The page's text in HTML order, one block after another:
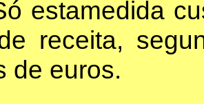
estamedida
receita,
de euros.